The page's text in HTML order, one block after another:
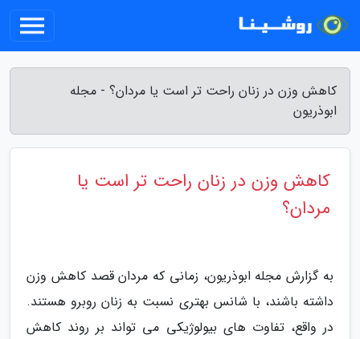
کاهش وزن در زنان راحت تر است یا مردان؟ - مجله
ابوذریون
کاهش وزن در زنان راحت تر است یا
مردان؟
به گزارش مجله ابوذریون، زمانی که مردان قصد کاهش وزن
داشته باشند، با شانس بهتری نسبت به زنان روبرو هستند.
در واقع، تفاوت های بیولوژیکی می تواند بر روند کاهش